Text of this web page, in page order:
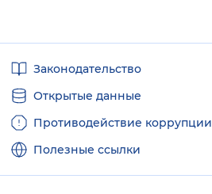
ссылкиЗаконодательство
Открытые данные
Противодействие коррупции
Полезные ссылки